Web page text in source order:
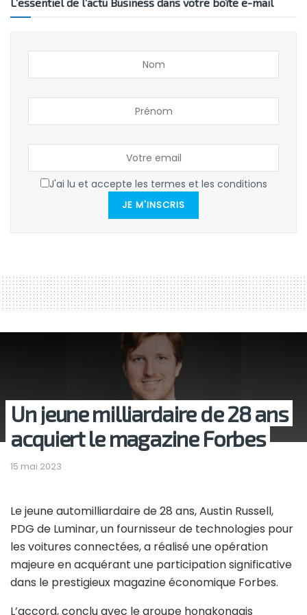
J'ai lu et accepte les termes et les conditions
JE M'INSCRIS
Un jeune milliardaire de 28 ans
acquiert le magazine Forbes
15 mai 2023
Le jeune automilliardaire de 28 ans, Austin Russell,
PDG de Luminar, un fournisseur de technologies pour
les voitures connectées, a réalisé une opération
majeure en acquérant une participation significative
dans le prestigieux magazine économique Forbes.
L’accord, conclu avec le groupe hongkongais